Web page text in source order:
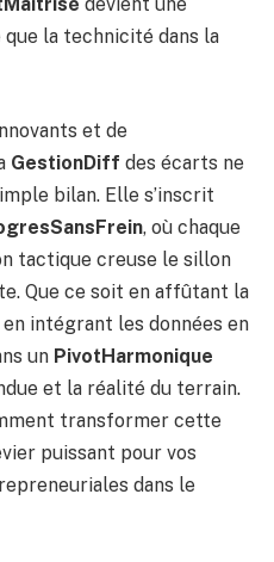
la technicité dans la
et de
GestionDiff des écarts ne
bilan. Elle s’inscrit
, où chaque
tactique creuse le sillon
Que ce soit en affûtant la
intégrant les données en
un PivotHarmonique
et la réalité du terrain.
transformer cette
puissant pour vos
dans le